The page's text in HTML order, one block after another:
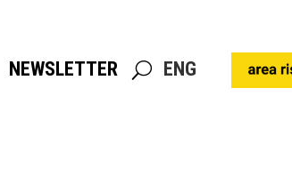
NEWSLETTER ENG
NEWSLETTER ENG